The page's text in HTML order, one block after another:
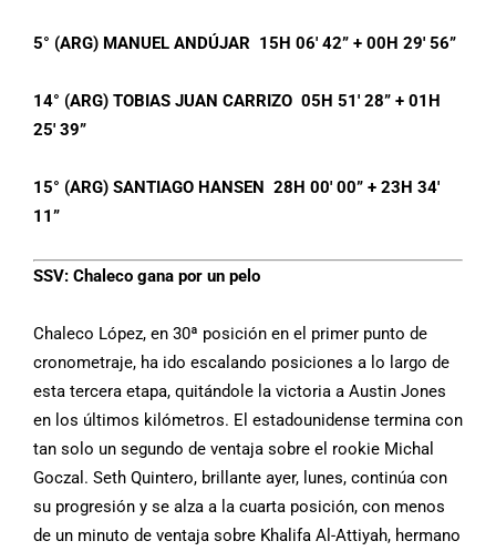
5° (ARG) MANUEL ANDÚJAR 15H 06′ 42” + 00H 29′ 56”
14° (ARG) TOBIAS JUAN CARRIZO 05H 51′ 28” + 01H
25′ 39”
15° (ARG) SANTIAGO HANSEN 28H 00′ 00” + 23H 34′
11”
SSV: Chaleco gana por un pelo
Chaleco López, en 30ª posición en el primer punto de
cronometraje, ha ido escalando posiciones a lo largo de
esta tercera etapa, quitándole la victoria a Austin Jones
en los últimos kilómetros. El estadounidense termina con
tan solo un segundo de ventaja sobre el rookie Michal
Goczal. Seth Quintero, brillante ayer, lunes, continúa con
su progresión y se alza a la cuarta posición, con menos
de un minuto de ventaja sobre Khalifa Al-Attiyah, hermano